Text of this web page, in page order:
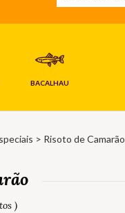
BACALHAU
> Risoto de Camarão
)